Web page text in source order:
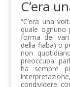
C’era
“C’era una
quale ognuno
forma dei
della fiaba) o
non
preoccupa:
ha sempre
condividere